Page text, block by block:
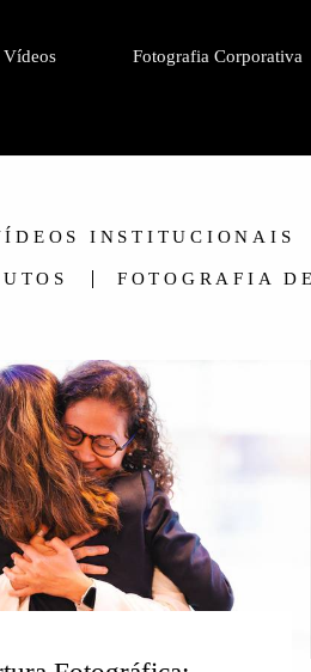
Vídeos Fotografia Corporativa
INSTITUCIONAIS
FOTOGRAFIA